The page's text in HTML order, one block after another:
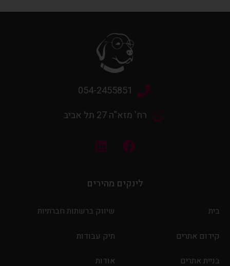
054-2455851
רח' מזא"ה 27 תל אביב
לינקים מהירים
בית
קידום אתרים
בניית אתרים
שיווק ברשתות חברתיות
תיק עבודות
אודות